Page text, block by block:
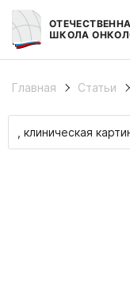
ШКОЛА
Главная Статьи
, клиническая